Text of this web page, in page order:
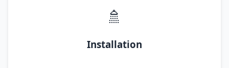
🚿
Installation